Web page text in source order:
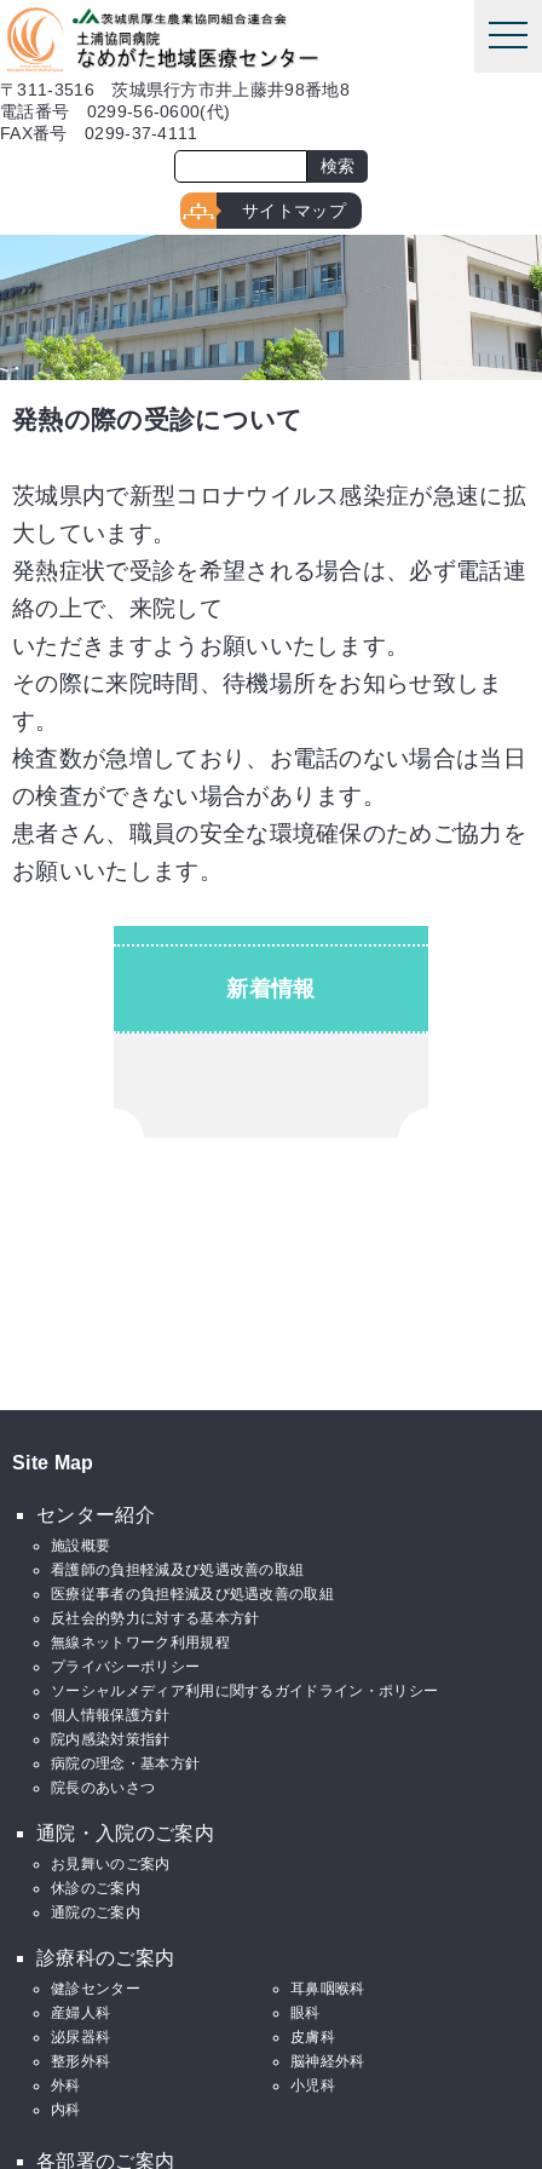
本文へ
〒311-3516 茨城県行方市井上藤井98番地8
電話番号 0299-56-0600(代)
FAX番号 0299-37-4111
サイトマップ
発熱の際の受診について
茨城県内で新型コロナウイルス感染症が急速に拡
大しています。
発熱症状で受診を希望される場合は、必ず電話連
絡の上で、来院して
いただきますようお願いいたします。
その際に来院時間、待機場所をお知らせ致しま
す。
検査数が急増しており、お電話のない場合は当日
の検査ができない場合があります。
患者さん、職員の安全な環境確保のためご協力を
お願いいたします。
新着情報
Site Map
センター紹介
施設概要
看護師の負担軽減及び処遇改善の取組
医療従事者の負担軽減及び処遇改善の取組
反社会的勢力に対する基本方針
無線ネットワーク利用規程
プライバシーポリシー
ソーシャルメディア利用に関するガイドライン・ポリシー
個人情報保護方針
院内感染対策指針
病院の理念・基本方針
院長のあいさつ
通院・入院のご案内
お見舞いのご案内
休診のご案内
通院のご案内
診療科のご案内
健診センター
耳鼻咽喉科
産婦人科
眼科
泌尿器科
皮膚科
整形外科
脳神経外科
外科
小児科
内科
各部署のご案内